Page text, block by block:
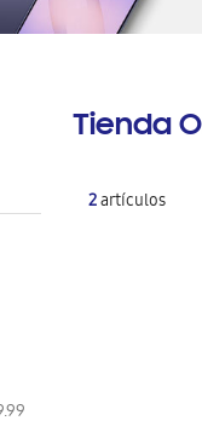
Tienda
2artículos